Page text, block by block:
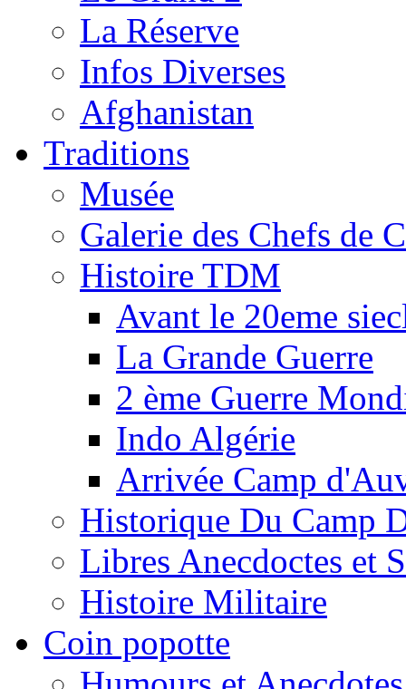
La Réserve
Infos Diverses
Afghanistan
Traditions
Musée
Galerie des Chefs de
Histoire TDM
Avant le 20eme
La Grande Guerre
2 ème Guerre
Indo Algérie
Arrivée Camp
Historique Du Camp
Libres Anecdoctes et
Histoire Militaire
Coin popotte